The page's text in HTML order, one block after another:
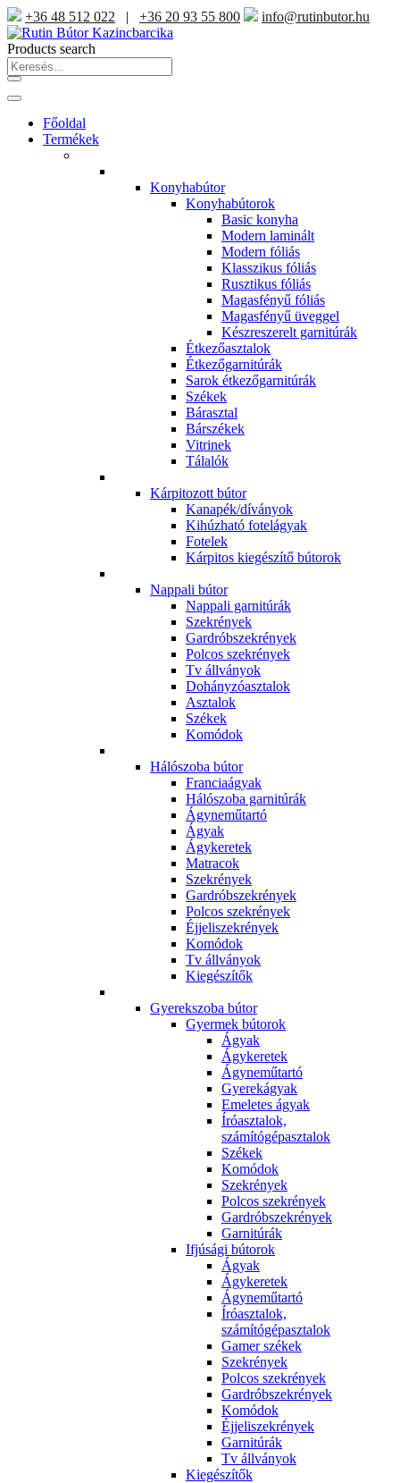
+36 48 512 022 | +36 20 93 55 800 info@rutinbutor.hu
Products search
Főoldal
Termékek
Konyhabútor
Konyhabútorok
Basic konyha
Modern laminált
Modern fóliás
Klasszikus fóliás
Rusztikus fóliás
Magasfényű fóliás
Magasfényű üveggel
Készreszerelt garnitúrák
Étkezőasztalok
Étkezőgarnitúrák
Sarok étkezőgarnitúrák
Székek
Bárasztal
Bárszékek
Vitrinek
Tálalók
Kárpitozott bútor
Kanapék/díványok
Kihúzható fotelágyak
Fotelek
Kárpitos kiegészítő bútorok
Nappali bútor
Nappali garnitúrák
Szekrények
Gardróbszekrények
Polcos szekrények
Tv állványok
Dohányzóasztalok
Asztalok
Székek
Komódok
Hálószoba bútor
Franciaágyak
Hálószoba garnitúrák
Ágyneműtartó
Ágyak
Ágykeretek
Matracok
Szekrények
Gardróbszekrények
Polcos szekrények
Éjjeliszekrények
Komódok
Tv állványok
Kiegészítők
Gyerekszoba bútor
Gyermek bútorok
Ágyak
Ágykeretek
Ágyneműtartó
Gyerekágyak
Emeletes ágyak
Íróasztalok,
számítógépasztalok
Székek
Komódok
Szekrények
Polcos szekrények
Gardróbszekrények
Garnitúrák
Ifjúsági bútorok
Ágyak
Ágykeretek
Ágyneműtartó
Íróasztalok,
számítógépasztalok
Gamer székek
Szekrények
Polcos szekrények
Gardróbszekrények
Komódok
Éjjeliszekrények
Garnitúrák
Tv állványok
Kiegészítők